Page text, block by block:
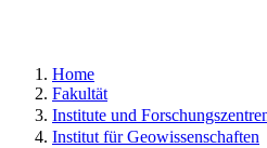
Home
Fakultät
Institute und
Institut für Geowissenschaften